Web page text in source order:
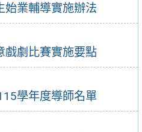
始業輔導實施辦法
戲劇比賽實施要點
學年度導師名單